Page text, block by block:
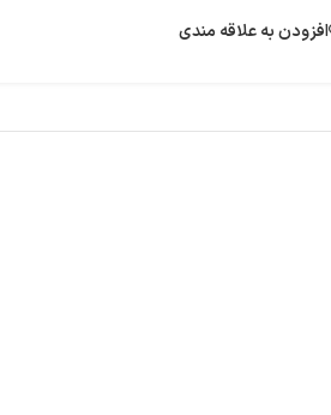
افزودن به علاقه مندی